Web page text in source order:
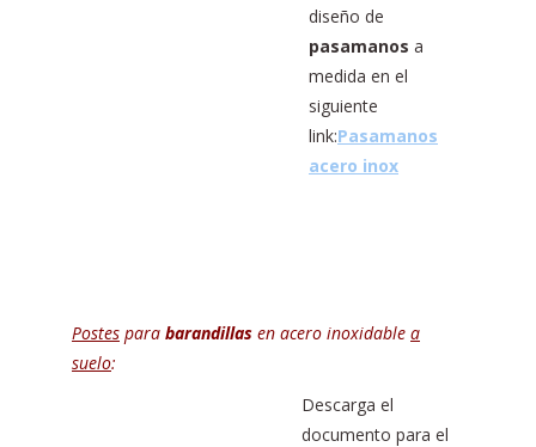
diseño de
pasamanos a
medida en el
siguiente
link:Pasamanos
acero inox
Postes para barandillas en acero inoxidable a
suelo:
Descarga el
documento para el